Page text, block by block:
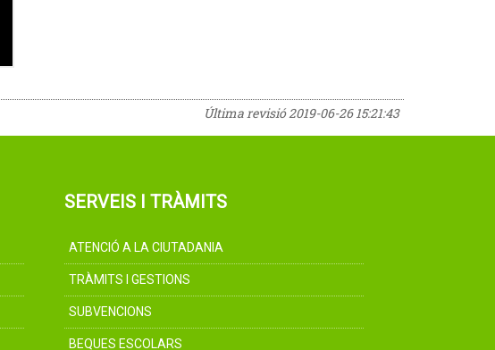
Última revisió2019-06-26 15:21:43
SERVEIS I TRÀMITS
ATENCIÓ A LA CIUTADANIA
TRÀMITS I GESTIONS
SUBVENCIONS
BEQUES ESCOLARS